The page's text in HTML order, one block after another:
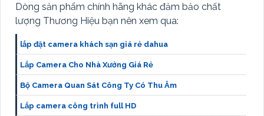
Dòng sản phẩm chính hãng khác đảm bảo chất
lượng Thương Hiệu bạn nên xem qua:
lắp đặt camera khách sạn giá rẻ dahua
Lắp Camera Cho Nhà Xưởng Giá Rẻ
Bộ Camera Quan Sát Công Ty Có Thu Âm
Lắp camera công trình full HD